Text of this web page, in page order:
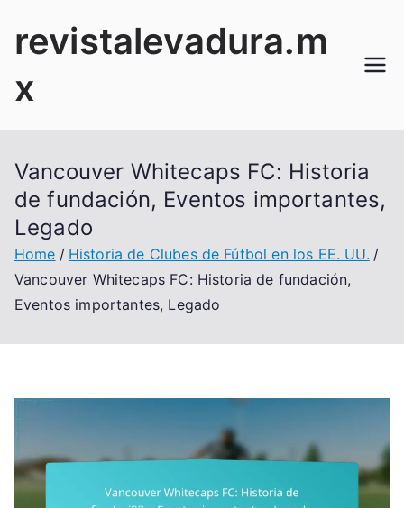
revistalevadura.m
x
Vancouver Whitecaps FC: Historia
de fundación, Eventos importantes,
Legado
Home
Historia de Clubes de Fútbol en los EE. UU.
Vancouver Whitecaps FC: Historia de fundación,
Eventos importantes, Legado